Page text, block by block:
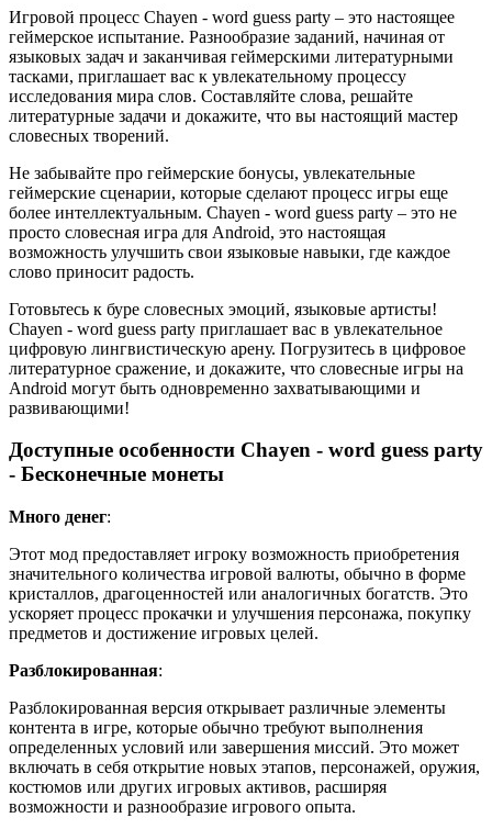
Игровой процесс Chayen - word guess party – это настоящее
геймерское испытание. Разнообразие заданий, начиная от
языковых задач и заканчивая геймерскими литературными
тасками, приглашает вас к увлекательному процессу
исследования мира слов. Составляйте слова, решайте
литературные задачи и докажите, что вы настоящий мастер
словесных творений.
Не забывайте про геймерские бонусы, увлекательные
геймерские сценарии, которые сделают процесс игры еще
более интеллектуальным. Chayen - word guess party – это не
просто словесная игра для Android, это настоящая
возможность улучшить свои языковые навыки, где каждое
слово приносит радость.
Готовьтесь к буре словесных эмоций, языковые артисты!
Chayen - word guess party приглашает вас в увлекательное
цифровую лингвистическую арену. Погрузитесь в цифровое
литературное сражение, и докажите, что словесные игры на
Android могут быть одновременно захватывающими и
развивающими!
Доступные особенности Chayen - word guess party
- Бесконечные монеты
Много денег:
Этот мод предоставляет игроку возможность приобретения
значительного количества игровой валюты, обычно в форме
кристаллов, драгоценностей или аналогичных богатств. Это
ускоряет процесс прокачки и улучшения персонажа, покупку
предметов и достижение игровых целей.
Разблокированная:
Разблокированная версия открывает различные элементы
контента в игре, которые обычно требуют выполнения
определенных условий или завершения миссий. Это может
включать в себя открытие новых этапов, персонажей, оружия,
костюмов или других игровых активов, расширяя
возможности и разнообразие игрового опыта.